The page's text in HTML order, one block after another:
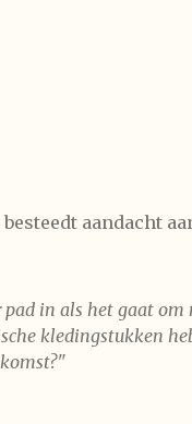
aandacht
in als het gaat
kledingstukken